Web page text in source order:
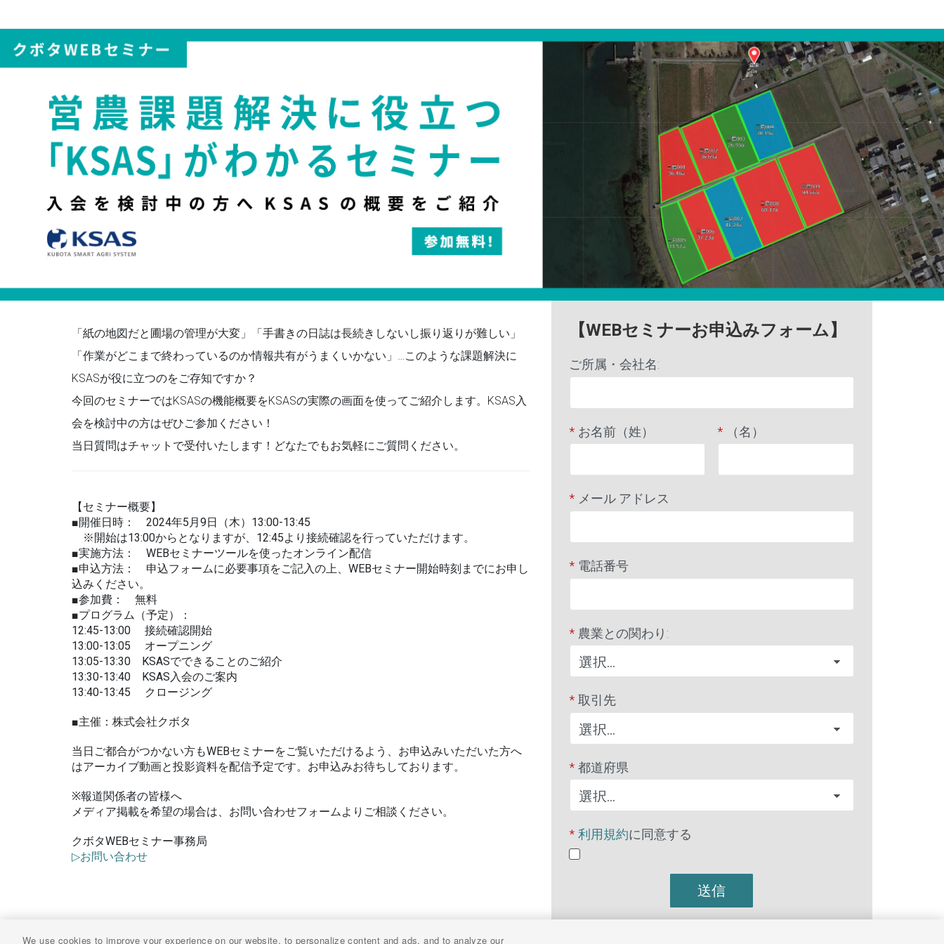
「紙の地図だと圃場の管理が大変」「手書きの日誌は長続きしないし振り返りが難しい」
「作業がどこまで終わっているのか情報共有がうまくいかない」…このような課題解決に
KSASが役に立つのをご存知ですか？
今回のセミナーではKSASの機能概要をKSASの実際の画面を使ってご紹介します。KSAS入
会を検討中の方はぜひご参加ください！
当日質問はチャットで受付いたします！どなたでもお気軽にご質問ください。
【セミナー概要】
■開催日時： 2024年5月9日（木）13:00-13:45
※開始は13:00からとなりますが、12:45より接続確認を行っていただけます。
■実施方法： WEBセミナーツールを使ったオンライン配信
■申込方法： 申込フォームに必要事項をご記入の上、WEBセミナー開始時刻までにお申し
込みください。
■参加費： 無料
■プログラム（予定）：
12:45-13:00 接続確認開始
13:00-13:05 オープニング
13:05-13:30 KSASでできることのご紹介
13:30-13:40 KSAS入会のご案内
13:40-13:45 クロージング
■主催：株式会社クボタ
当日ご都合がつかない方もWEBセミナーをご覧いただけるよう、お申込みいただいた方へ
はアーカイブ動画と投影資料を配信予定です。お申込みお待ちしております。
※報道関係者の皆様へ
メディア掲載を希望の場合は、お問い合わせフォームよりご相談ください。
クボタWEBセミナー事務局
▷お問い合わせ
【WEBセミナーお申込みフォーム】
ご所属・会社名:
* お名前（姓） * （名）
* メール アドレス
* 電話番号
* 農業との関わり:
* 取引先
* 都道府県
* 利用規約に同意する
送信
We use cookies to improve your experience on our website, to personalize content and ads, and to analyze our